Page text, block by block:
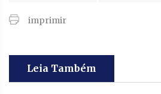
imprimir
Leia Também